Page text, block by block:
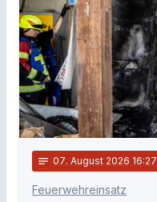
notes 07. August 2026 16:27
Feuerwehreinsatz